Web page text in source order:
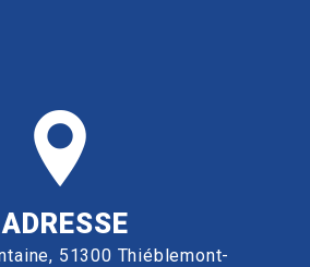
ADRESSE
51300 Thiéblemont-